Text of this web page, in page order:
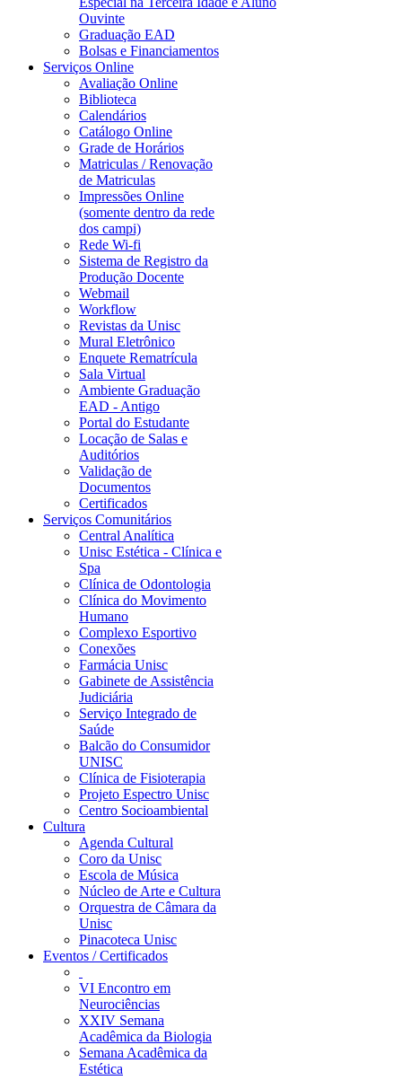
Ouvinte
Graduação EAD
Bolsas e Financiamentos
Serviços Online
Avaliação Online
Biblioteca
Calendários
Catálogo Online
Grade de Horários
Matriculas / Renovação
de Matriculas
Impressões Online
(somente dentro da rede
dos campi)
Rede Wi-fi
Sistema de Registro da
Produção Docente
Webmail
Workflow
Revistas da Unisc
Mural Eletrônico
Enquete Rematrícula
Sala Virtual
Ambiente Graduação
EAD - Antigo
Portal do Estudante
Locação de Salas e
Auditórios
Validação de
Documentos
Certificados
Serviços Comunitários
Central Analítica
Unisc Estética - Clínica e
Spa
Clínica de Odontologia
Clínica do Movimento
Humano
Complexo Esportivo
Conexões
Farmácia Unisc
Gabinete de Assistência
Judiciária
Serviço Integrado de
Saúde
Balcão do Consumidor
UNISC
Clínica de Fisioterapia
Projeto Espectro Unisc
Centro Socioambiental
Cultura
Agenda Cultural
Coro da Unisc
Escola de Música
Núcleo de Arte e Cultura
Orquestra de Câmara da
Unisc
Pinacoteca Unisc
Eventos / Certificados
VI Encontro em
Neurociências
XXIV Semana
Acadêmica da Biologia
Semana Acadêmica da
Estética